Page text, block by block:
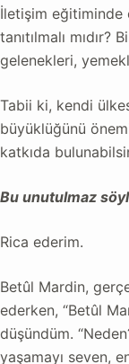
İletişim eğitiminde
tanıtılmalı
gelenekleri,
Tabii ki, kendi
büyüklüğünü
katkıda
Bu unutulmaz
Rica ederim.
Betûl Mardin,
ederken, “Betûl
düşündüm.
yaşamayı seven,